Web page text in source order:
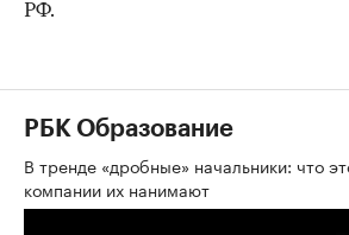
РФ.
РБК Образование
В тренде «дробные» начальники: что
компании их нанимают